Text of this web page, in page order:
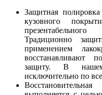
Защитная
кузовного
Традиционно
применением
восстанавливают
защиту. В
исключительно по